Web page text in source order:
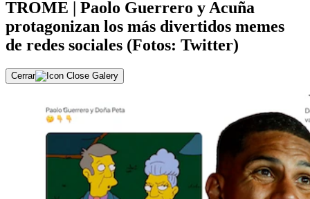
TROME | Paolo Guerrero y Acuña
protagonizan los más divertidos memes
de redes sociales (Fotos: Twitter)
Cerrar